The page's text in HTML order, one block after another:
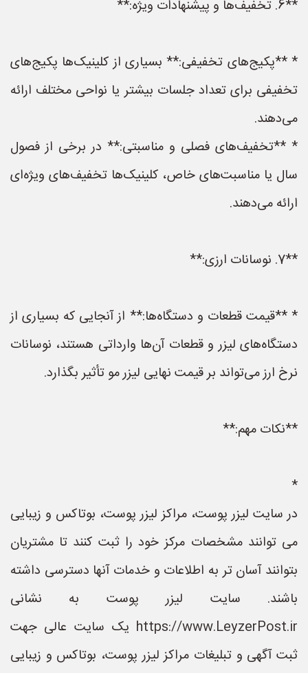
**6. تخفیف‌ها و پیشنهادات ویژه:**
* **پکیج‌های تخفیفی:** بسیاری از کلینیک‌ها پکیج‌های
تخفیفی برای تعداد جلسات بیشتر یا نواحی مختلف ارائه
می‌دهند.
* **تخفیف‌های فصلی و مناسبتی:** در برخی از فصول
سال یا مناسبت‌های خاص، کلینیک‌ها تخفیف‌های ویژه‌ای
ارائه می‌دهند.
**7. نوسانات ارزی:**
* **قیمت قطعات و دستگاه‌ها:** از آنجایی که بسیاری از
دستگاه‌های لیزر و قطعات آن‌ها وارداتی هستند، نوسانات
نرخ ارز می‌تواند بر قیمت نهایی لیزر مو تأثیر بگذارد.
**نکات مهم:**
*
در سایت لیزر پوست، مراکز لیزر پوست، بوتاکس و زیبایی
می توانند مشخصات مرکز خود را ثبت کنند تا مشتریان
بتوانند آسان تر به اطلاعات و خدمات آنها دسترسی داشته
باشند. سایت لیزر پوست به نشانی
https://www.LeyzerPost.ir یک سایت عالی جهت
ثبت آگهی و تبلیغات مراکز لیزر پوست، بوتاکس و زیبایی